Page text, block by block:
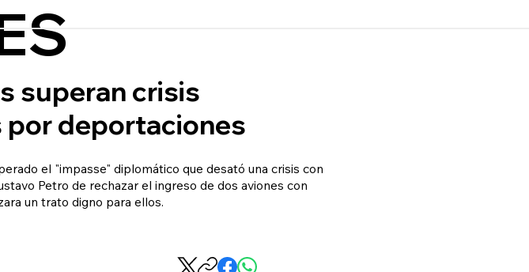
superan crisis
deportaciones
el "impasse" diplomático que desató una crisis con
Petro de rechazar el ingreso de dos aviones con
un trato digno para ellos.